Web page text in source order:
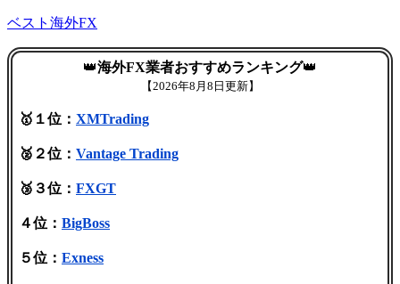
ベスト海外FX
👑海外FX業者おすすめランキング👑
【2026年8月8日更新】
🥇１位： XMTrading
🥈２位： Vantage Trading
🥉３位： FXGT
４位： BigBoss
５位： Exness